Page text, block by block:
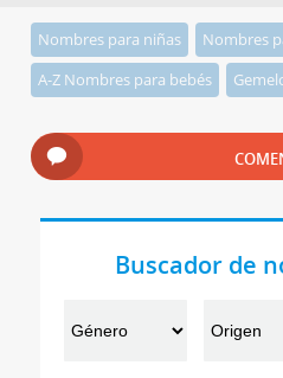
Nombres para niñas
Nombres
A-Z Nombres para bebés
Buscador de